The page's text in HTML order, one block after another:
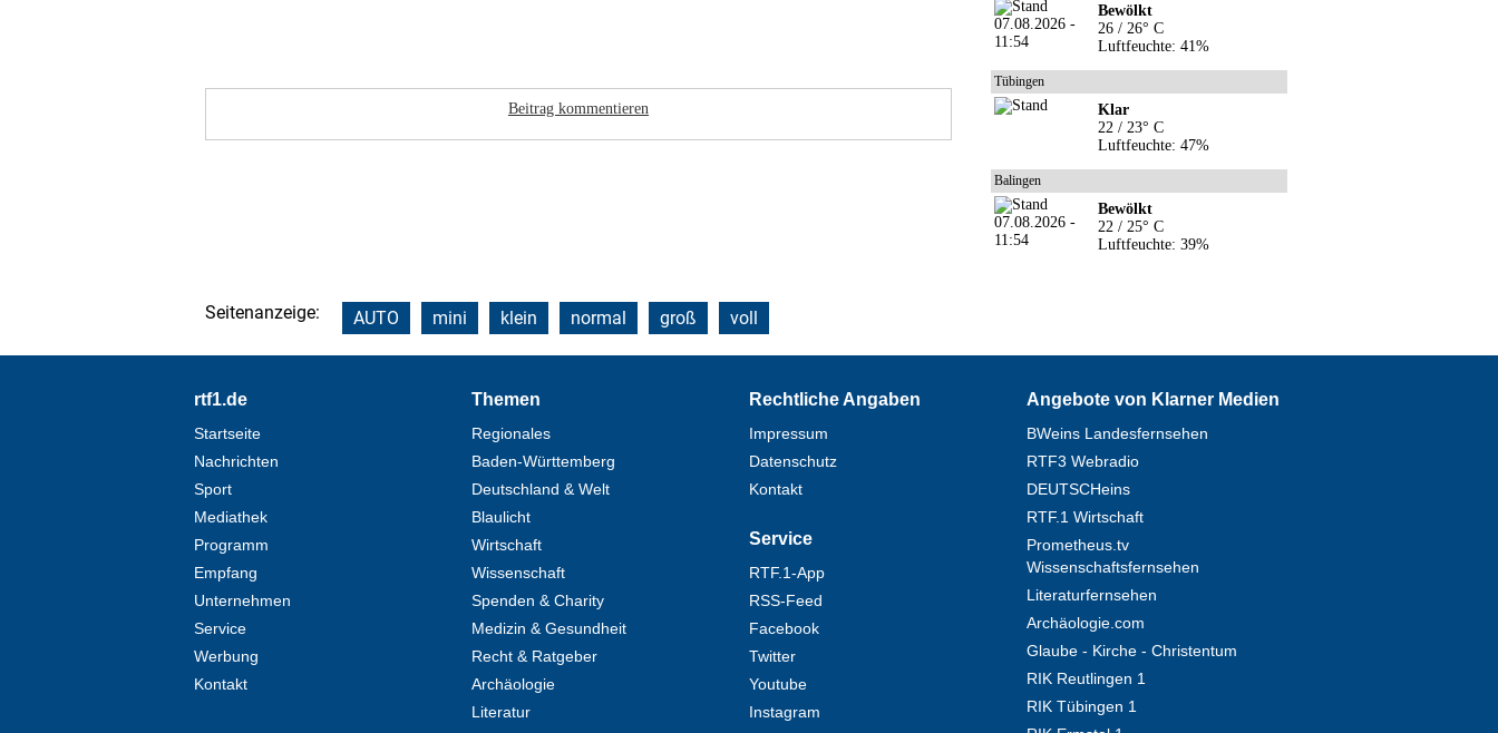
Beitrag kommentieren
Bewölkt
26 / 26° C
Luftfeuchte: 41%
Tübingen
Klar
22 / 23° C
Luftfeuchte: 47%
Balingen
Bewölkt
22 / 25° C
Luftfeuchte: 39%
Seitenanzeige: AUTO mini klein normal groß voll
rtf1.de
Startseite
Nachrichten
Sport
Mediathek
Programm
Empfang
Unternehmen
Service
Werbung
Kontakt
Themen
Regionales
Baden-Württemberg
Deutschland & Welt
Blaulicht
Wirtschaft
Wissenschaft
Spenden & Charity
Medizin & Gesundheit
Recht & Ratgeber
Archäologie
Literatur
Rechtliche Angaben
Impressum
Datenschutz
Kontakt
Service
RTF.1-App
RSS-Feed
Facebook
Twitter
Youtube
Instagram
Angebote von Klarner Medien
BWeins Landesfernsehen
RTF3 Webradio
DEUTSCHeins
RTF.1 Wirtschaft
Prometheus.tv
Wissenschaftsfernsehen
Literaturfernsehen
Archäologie.com
Glaube - Kirche - Christentum
RIK Reutlingen 1
RIK Tübingen 1